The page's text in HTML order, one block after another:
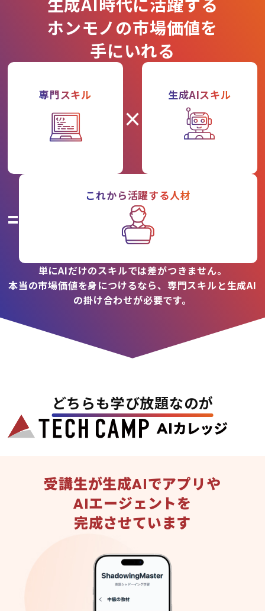
ホンモノの市場価値を
手にいれる
専門スキル
×
生成AIスキル
=
これから活躍する人材
単にAIだけのスキルでは差がつきません。
本当の市場価値を身につけるなら、専門スキルと生成AI
の掛け合わせが必要です。
どちらも学び放題なのが
受講生が生成AIでアプリや
AIエージェントを
完成させています